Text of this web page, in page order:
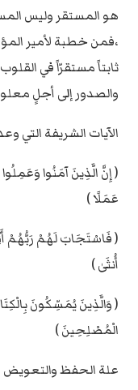
هو المستقر وليس
،فمن خطبة لأمير
ثابتاً مستقرّاً في
والصدور إلى أجلٍ
الآيات الشريفة التي
( إِنَّ الَّذِينَ آمَنُوا
عَمَلًا )
( فَاسْتَجَابَ لَهُمْ رَبُّهُمْ
أُنثَىٰ )
( وَالَّذِينَ يُمَسِّكُونَ
الْمُصْلِحِينَ )
علة الحفظ والتعويض